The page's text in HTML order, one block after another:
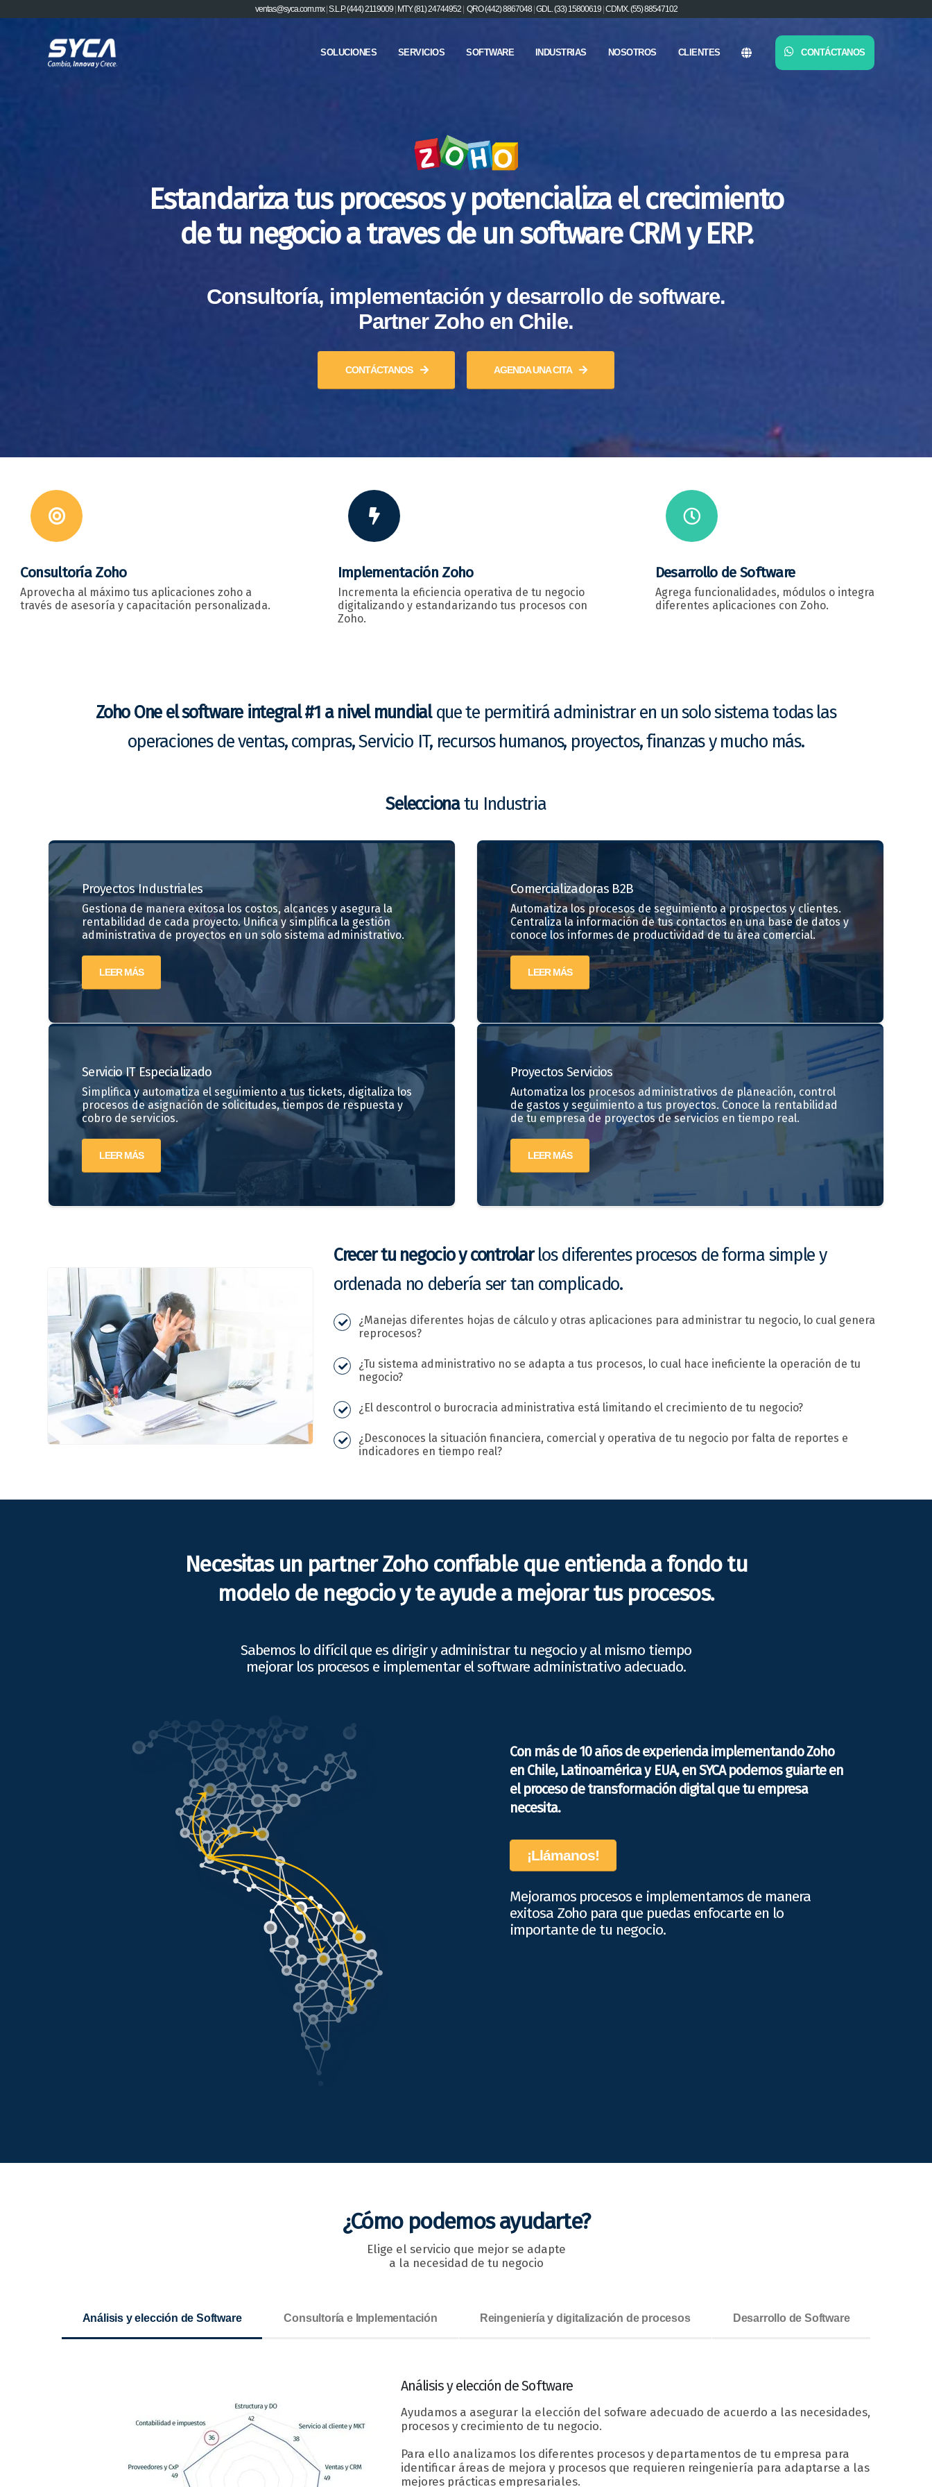
ventas@syca.com.mx| S.L.P. (444) 2119009| MTY. (81) 24744952| QRO (442) 8867048| GDL. (33) 15800619| CDMX. (55) 88547102
SOLUCIONES SERVICIOS SOFTWARE INDUSTRIAS NOSOTROS CLIENTES CONTÁCTANOS
Estandariza tus procesos y potencializa el crecimiento
de tu negocio a traves de un software CRM y ERP.
Consultoría, implementación y desarrollo de software.
Partner Zoho en Chile.
CONTÁCTANOS AGENDA UNA CITA
Consultoría Zoho
Aprovecha al máximo tus aplicaciones zoho a
través de asesoría y capacitación personalizada.
Implementación Zoho
Incrementa la eficiencia operativa de tu negocio
digitalizando y estandarizando tus procesos con
Zoho.
Desarrollo de Software
Agrega funcionalidades, módulos o integra
diferentes aplicaciones con Zoho.
Zoho One el software integral #1 a nivel mundialque te permitirá administrar en un solo sistema todas las
operaciones de ventas, compras, Servicio IT, recursos humanos, proyectos, finanzas y mucho más.
Seleccionatu Industria
ProyectosIndustriales
Gestiona de manera exitosa los costos, alcances y asegura la
rentabilidad de cada proyecto. Unifica y simplifica la gestión
administrativa de proyectos en un solo sistema administrativo.
LEER MÁS
Comercializadoras B2B
Automatiza los procesos de seguimiento a prospectos y clientes.
Centraliza la información de tus contactos en una base de datos y
conoce los informes de productividad de tu área comercial.
LEER MÁS
Servicio IT Especializado
Simplifica y automatiza el seguimiento a tus tickets, digitaliza los
procesos de asignación de solicitudes, tiempos de respuesta y
cobro de servicios.
LEER MÁS
Proyectos Servicios
Automatiza los procesos administrativos de planeación, control
de gastos y seguimiento a tus proyectos. Conoce la rentabilidad
de tu empresa de proyectos de servicios en tiempo real.
LEER MÁS
Crecer tu negocio y controlarlos diferentes procesos de forma simple y
ordenada no debería ser tan complicado.
¿Manejas diferentes hojas de cálculo y otras aplicaciones para administrar tu negocio, lo cual genera
reprocesos?
¿Tu sistema administrativo no se adapta a tus procesos, lo cual hace ineficiente la operación de tu
negocio?
¿El descontrol o burocracia administrativa está limitando el crecimiento de tu negocio?
¿Desconoces la situación financiera, comercial y operativa de tu negocio por falta de reportes e
indicadores en tiempo real?
Necesitas un partner Zoho confiable que entienda a fondo tu
modelo de negocio y te ayude a mejorar tus procesos.
Sabemos lo difícil que es dirigir y administrar tu negocio y al mismo tiempo
mejorar los procesos e implementar el software administrativo adecuado.
Con más de 10 años de experiencia implementando Zoho
en Chile, Latinoamérica y EUA, en SYCA podemos guiarte en
el proceso de transformación digital que tu empresa
necesita.
¡Llámanos!
Mejoramos procesos e implementamos de manera
exitosa Zoho para que puedas enfocarte en lo
importante de tu negocio.
¿Cómo podemos ayudarte?
Elige el servicio que mejor se adapte
a la necesidad de tu negocio
Análisis y elección de Software Consultoría e Implementación Reingeniería y digitalización de procesos Desarrollo de Software
Análisis y elección de Software
Ayudamos a asegurar la elección del sofware adecuado de acuerdo a las necesidades,
procesos y crecimiento de tu negocio.
Para ello analizamos los diferentes procesos y departamentos de tu empresa para
identificar áreas de mejora y procesos que requieren reingeniería para adaptarse a las
mejores prácticas empresariales.